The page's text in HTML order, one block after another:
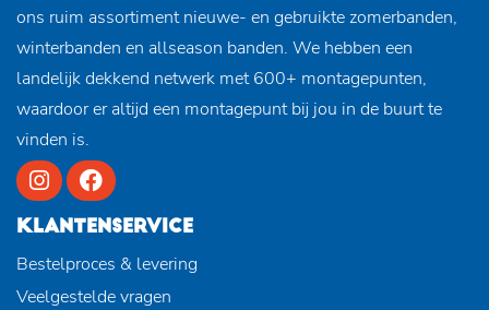
ons ruim assortiment nieuwe- en gebruikte zomerbanden,
winterbanden en allseason banden. We hebben een
landelijk dekkend netwerk met 600+ montagepunten,
waardoor er altijd een montagepunt bij jou in de buurt te
vinden is.
KLANTENSERVICE
Bestelproces & levering
Veelgestelde vragen